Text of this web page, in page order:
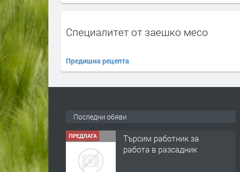
Специалитет от заешко месо
Предишна рецепта
Последни обяви
ПРЕДЛАГА
Търсим работник за
работа в разсадник